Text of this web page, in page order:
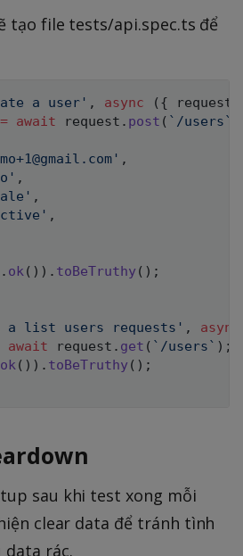
tạo file tests/api.spec.ts để
a user' , async ( { request
= await request . post ( ` /users`
,
,
,
,
. ok( ) ) . toBeTruthy ( ) ;
a list users requests' ,
async
await request . get ( ` /users` ) ;
ok( ) ) . toBeTruthy ( ) ;
sau khi test xong mỗi
clear data để tránh tình
data rác.